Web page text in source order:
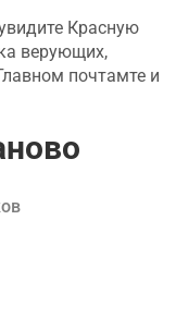
Красную
верующих,
почтамте и
о первой фабрике-
города семьи
об
Халатове и о
след в истории
прогулку по